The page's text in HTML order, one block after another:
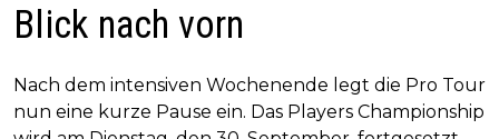
Blick nach vorn
Nach dem intensiven Wochenende legt die Pro Tour
nun eine kurze Pause ein. Das Players Championship